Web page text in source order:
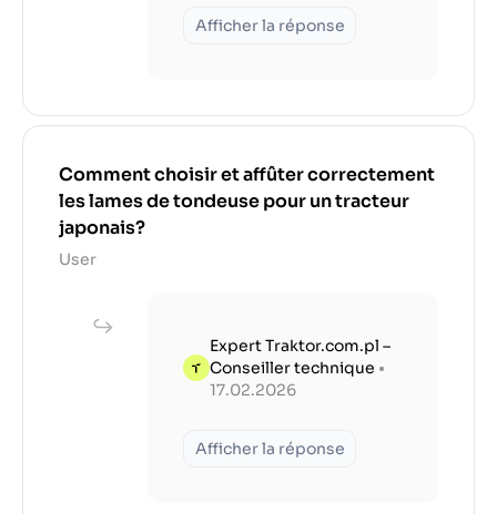
Afficher la réponse
Comment choisir et affûter correctement
les lames de tondeuse pour un tracteur
japonais?
User
Expert Traktor.com.pl –
Conseiller technique •
17.02.2026
Afficher la réponse